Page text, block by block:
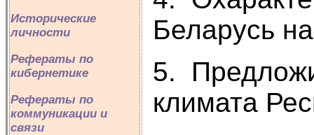
Исторические
личности
Рефераты по
кибернетике
Рефераты по
коммуникации и
связи
Беларусь
5.
климата